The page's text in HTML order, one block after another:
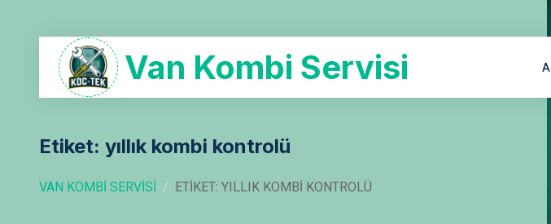
Van Kombi Servisi
Etiket: yıllık kombi kontrolü
VAN KOMBI SERVISI ETIKET: YILLIK KOMBI KONTROLÜ